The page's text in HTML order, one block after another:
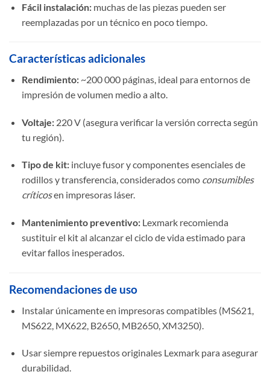
Fácil instalación:muchas de las piezas pueden ser
reemplazadas por un técnico en poco tiempo.
Características adicionales
Rendimiento:~200 000 páginas, ideal para entornos de
impresión de volumen medio a alto.
Voltaje:220 V (asegura verificar la versión correcta según
tu región).
Tipo de kit:incluye fusor y componentes esenciales de
rodillos y transferencia, considerados como consumibles
críticosen impresoras láser.
Mantenimiento preventivo:Lexmark recomienda
sustituir el kit al alcanzar el ciclo de vida estimado para
evitar fallos inesperados.
Recomendaciones de uso
Instalar únicamente en impresoras compatibles (MS621,
MS622, MX622, B2650, MB2650, XM3250).
Usar siempre repuestos originales Lexmark para asegurar
durabilidad.